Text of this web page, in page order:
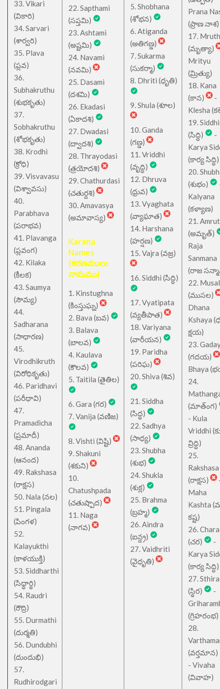
33. Vikari
(వికారి)
34. Sarvari
(శార్వరి)
35. Plava
(ప్లవ)
36.
Subhakruthu
(శుభకృతు)
37.
Sobhakruthu
(శోభకృతు)
38. Krodhi
(క్రోధి)
39. Visvavasu
(విశ్వావసు)
40.
Parabhava
(పరాభవ)
41. Plavanga
(ప్లవంగ)
42. Kilaka
(కీలక)
43. Saumya
(సౌమ్య)
44.
Sadharana
(సాధారణ)
45.
Virodhikruth
(విరోధికృతు)
46. Paridhavi
(పరీధావి)
47.
Pramadicha
(ప్రమాదీ)
48. Ananda
(ఆనంద)
49. Rakshasa
(రాక్షస)
50. Nala (నల)
51. Pingala
(పింగళ)
52.
Kalayukthi
(కాళయుక్తి)
53. Siddharthi
(సిధ్ధార్థి)
54. Raudri
(రౌద్రి)
55. Durmathi
(దుర్మతి)
56. Dundubhi
(దుందుభి)
57.
Rudhirodgari
22. Sapthami
(సప్తమి)
23. Ashtami
(అష్టమి)
24. Navami
(నవమి)
25. Dasami
(దశమి)
26. Ekadasi
(ఏకాదశి)
27. Dwadasi
(ద్వాదశి)
28. Thrayodasi
(త్రయోదశి)
29. Chathurdasi
(చతుర్దశి)
30. Amavasya
(అమావాస్య)
Karana
Names
(కరణములు
నామము)
1. Kinstughna
(కింస్తుఘ్న)
2. Bava (బవ)
3. Balava
(బాలవ)
4. Kaulava
(కౌలవ)
5. Taitila (తైతిల)
6. Gara (గర)
7. Vanija (వణిజ)
8. Vishti (విష్టి)
9. Shakuni
(శకుని)
10.
Chatushpada
(చతుష్పాద)
11. Naga
(నాగవ)
5. Shobhana
(శోభన)
6. Atiganda
(అతిగణ్డ)
7. Sukarma
(సుకర్మా)
8. Dhriti (ధృతి)
9. Shula (శూల)
10. Ganda
(గణ్డ)
11. Vriddhi
(వృద్ధి)
12. Dhruva
(ధ్రువ)
13. Vyaghata
(వ్యాఘాత)
14. Harshana
(హర్షణ)
15. Vajra (వజ్ర)
16. Siddhi (సిద్ధి)
17. Vyatipata
(వ్యతీపాత)
18. Variyana
(వారీయన)
19. Paridha
(పరిఘ)
20. Shiva (శివ)
21. Siddha
(సిద్ధ)
22. Sadhya
(సాధ్య)
23. Shubha
(శుభ)
24. Shukla
(శుక్ల)
25. Brahma
(బ్రహ్మ)
26. Aindra
(ఐన్ద్ర)
27. Vaidhriti
(వైధృతి)
Prana
(ప్రాణ నాశ)
17.
(మృత్యా)
Mrityu
(మ్రిత్యు)
18. Kana
(కాన)
-
Klesha
19. Siddhi
(సిద్ధి)
-
Karya
(కార్య సిద్ధి)
20.
(శుభం)
Kalyana
(కళ్యాణ)
21.
(అమృత్)
Raja
Sanmana
(రాజ
22.
(ముసల)
Dhana
Kshaya
క్షయ)
23.
(గదయ)
Bhaya
24.
(మాత్ంగ)
- Kula
Vriddhi
వ్రిద్ధి)
25.
Rakshasa
(రాక్షస)
Maha
Kashta
కష్ట)
26. Chara
(చర)
-
Karya
(కార్య సిద్ధి)
27. Sthira
(స్థిర)
-
(గ్రిహరంభ)
28.
(వర్తమాన)
- Vivaha
(వివాహ)